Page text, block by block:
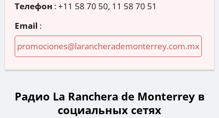
Телефон :+11 58 70 50, 11 58 70 51
Email :
promociones@larancherademonterrey.com.mx
Радио La Ranchera de Monterrey в
социальных сетях